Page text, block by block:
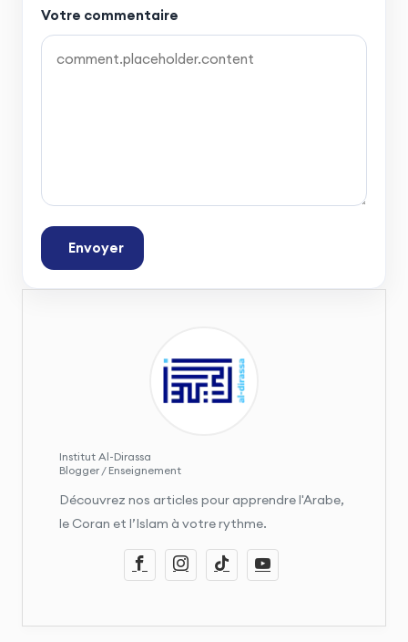
Votre commentaire
Envoyer
Institut Al-Dirassa
Blogger / Enseignement
Découvrez nos articles pour apprendre l'Arabe,
le Coran et l’Islam à votre rythme.